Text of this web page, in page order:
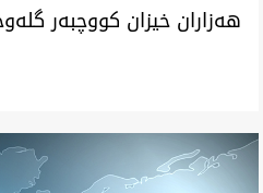
هه‌زاران خيزان كووچبه‌ر